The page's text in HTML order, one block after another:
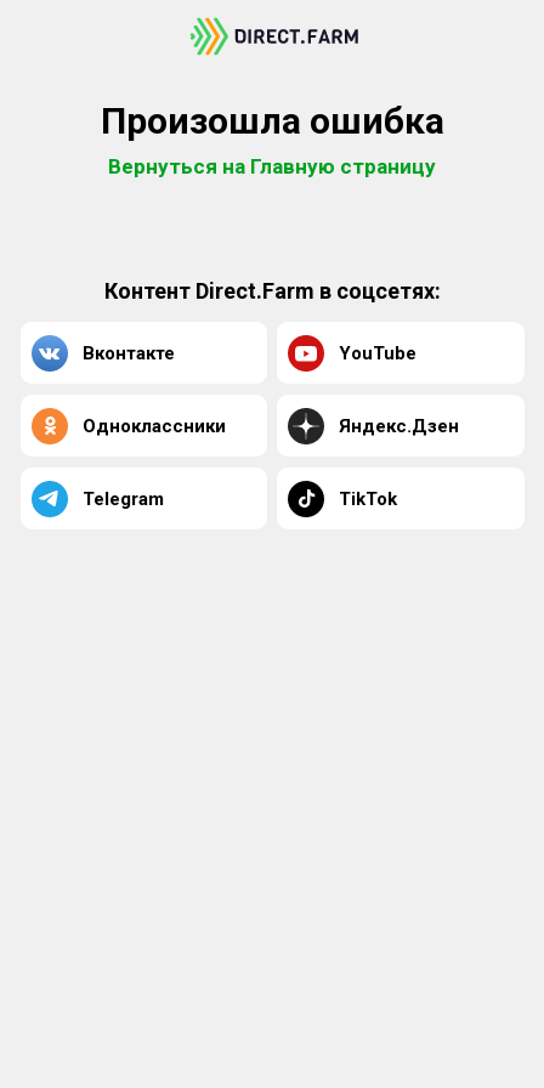
Произошла ошибка
Вернуться на Главную страницу
Контент Direct.Farm в соцсетях:
Вконтакте YouTube
Одноклассники Яндекс.Дзен
Telegram TikTok